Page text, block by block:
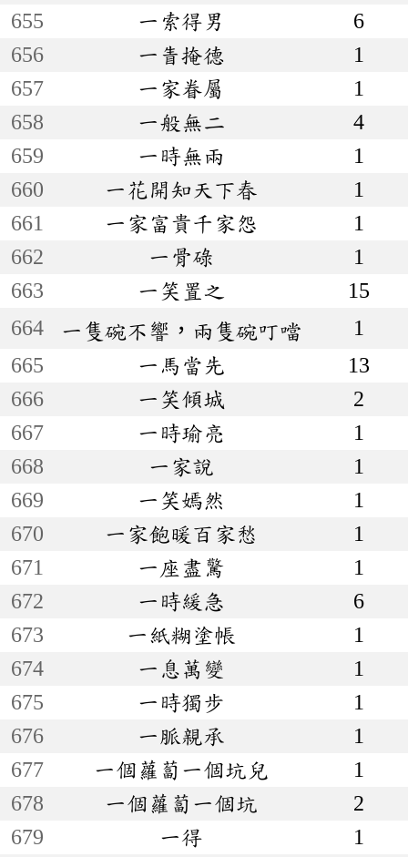
655
一索得男
6
656
一眚掩德
1
657
一家眷屬
1
658
一般無二
4
659
一時無兩
1
660
一花開知天下春
1
661
一家富貴千家怨
1
662
一骨碌
1
663
一笑置之
15
664
一隻碗不響，兩隻碗叮噹
1
665
一馬當先
13
666
一笑傾城
2
667
一時瑜亮
1
668
一家說
1
669
一笑嫣然
1
670
一家飽暖百家愁
1
671
一座盡驚
1
672
一時緩急
6
673
一紙糊塗帳
1
674
一息萬變
1
675
一時獨步
1
676
一脈親承
1
677
一個蘿蔔一個坑兒
1
678
一個蘿蔔一個坑
2
679
一得
1